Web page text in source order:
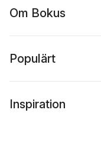
Om Bokus
Populärt
Inspiration